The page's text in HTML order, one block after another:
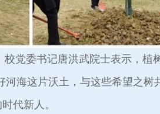
委书记唐洪武院士表示，植
海这片沃土，与这些希望之
代新人。